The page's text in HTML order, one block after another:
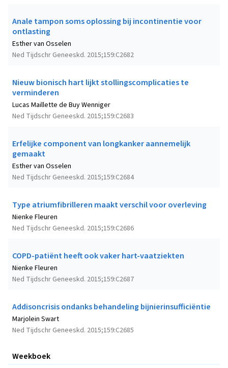
Anale tampon soms oplossing bij incontinentie voor
ontlasting
Ned Tijdschr Geneeskd. 2015;159:C2682
Esther van Osselen
Nieuw bionisch hart lijkt stollingscomplicaties te
verminderen
Ned Tijdschr Geneeskd. 2015;159:C2683
Lucas Maillette de Buy Wenniger
Erfelijke component van longkanker aannemelijk
gemaakt
Ned Tijdschr Geneeskd. 2015;159:C2684
Esther van Osselen
Type atriumfibrilleren maakt verschil voor overleving
Ned Tijdschr Geneeskd. 2015;159:C2686
Nienke Fleuren
COPD-patiënt heeft ook vaker hart-vaatziekten
Ned Tijdschr Geneeskd. 2015;159:C2687
Nienke Fleuren
Addisoncrisis ondanks behandeling bijnierinsufficiëntie
Ned Tijdschr Geneeskd. 2015;159:C2685
Marjolein Swart
Weekboek